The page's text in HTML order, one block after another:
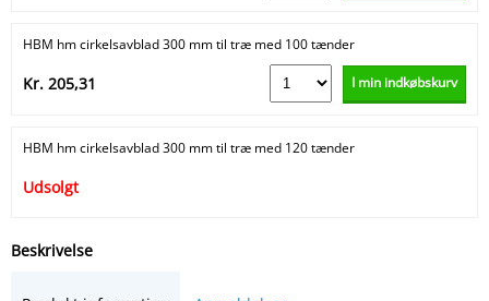
HBM hm cirkelsavblad 300 mm til træ med 100 tænder
Kr. 205,31 I min indkøbskurv
HBM hm cirkelsavblad 300 mm til træ med 120 tænder
Udsolgt
Beskrivelse